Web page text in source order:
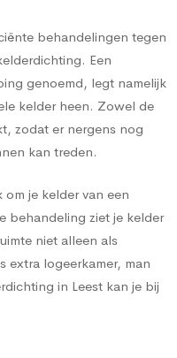
behandelingen tegen
Een
genoemd, legt namelijk
kelder heen. Zowel de
zodat er nergens nog
kan treden.
je kelder van een
behandeling ziet je kelder
niet alleen als
extra logeerkamer, man
in Leest kan je bij